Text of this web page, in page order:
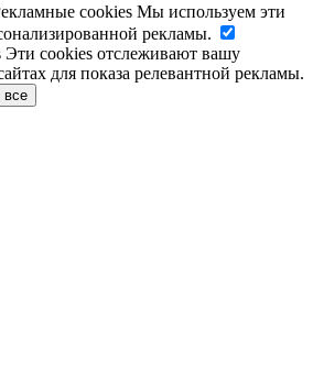
cookies Мы используем эти
рекламы.
Эти cookies отслеживают вашу
для показа релевантной рекламы.
все